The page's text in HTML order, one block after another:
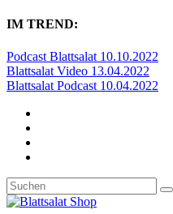
IM TREND:
Podcast Blattsalat 10.10.2022
Blattsalat Video 13.04.2022
Blattsalat Podcast 10.04.2022